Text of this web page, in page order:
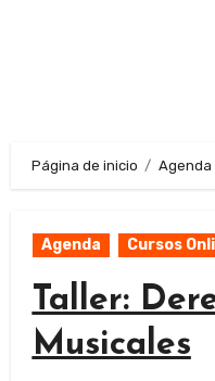
Página de inicio Agenda
Agenda Cursos
Taller:
Musicales